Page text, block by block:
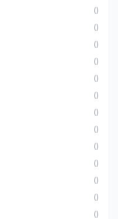
()
()
()
()
()
()
()
()
()
()
()
()
()